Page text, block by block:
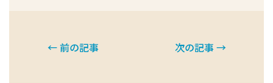
← 前の記事 次の記事 →